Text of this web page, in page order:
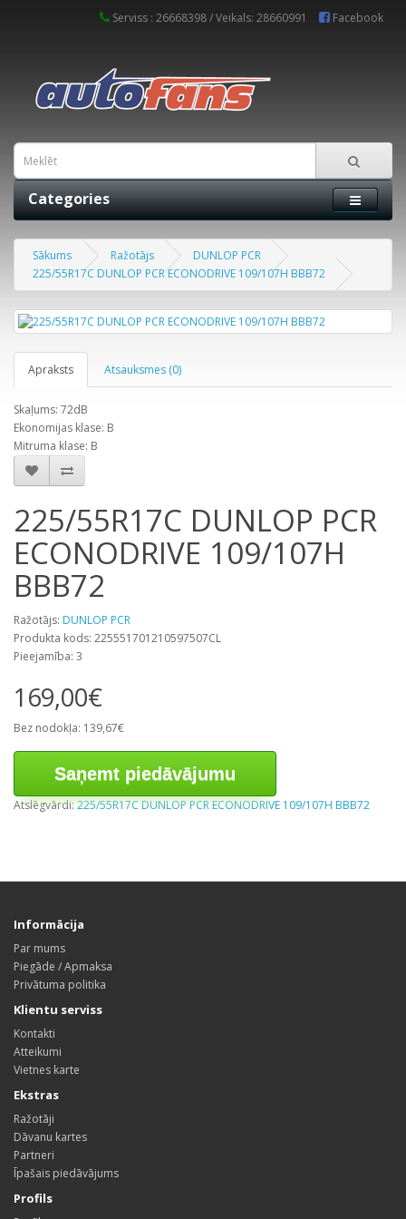
Serviss : 26668398 / Veikals: 28660991 Facebook
Categories
Sākums Ražotājs
DUNLOP PCR
225/55R17C DUNLOP PCR ECONODRIVE 109/107H BBB72
Apraksts Atsauksmes (0)
Skaļums: 72dB
Ekonomijas klase: B
Mitruma klase: B
225/55R17C DUNLOP PCR
ECONODRIVE 109/107H
BBB72
Ražotājs: DUNLOP PCR
Produkta kods: 225551701210597507CL
Pieejamība: 3
169,00€
Bez nodokļa: 139,67€
Saņemt piedāvājumu
Atslēgvārdi:225/55R17C DUNLOP PCR ECONODRIVE 109/107H BBB72
Informācija
Par mums
Piegāde / Apmaksa
Privātuma politika
Klientu serviss
Kontakti
Atteikumi
Vietnes karte
Ekstras
Ražotāji
Dāvanu kartes
Partneri
Īpašais piedāvājums
Profils